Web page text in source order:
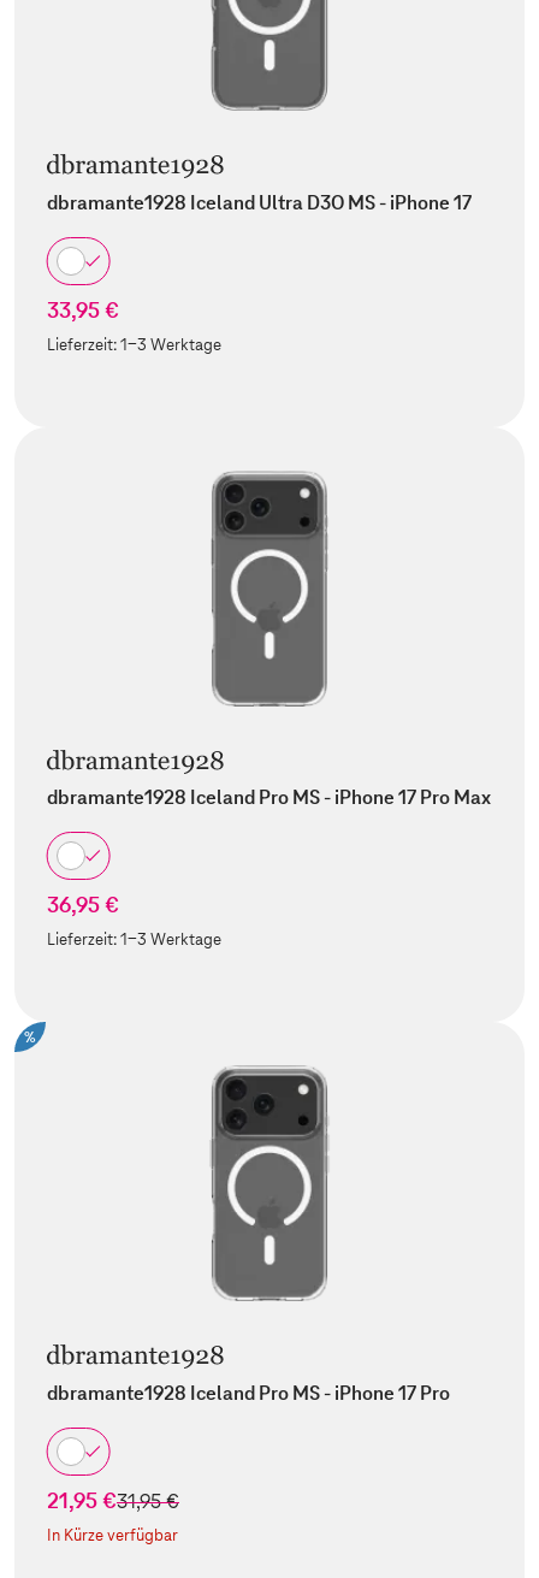
dbramante1928 Iceland Ultra D3O MS - iPhone 17
33,95 €
Lieferzeit:1-3 Werktage
dbramante1928 Iceland Pro MS - iPhone 17 Pro Max
36,95 €
Lieferzeit:1-3 Werktage
%
dbramante1928 Iceland Pro MS - iPhone 17 Pro
21,95 €statt
31,95 €
In Kürze verfügbar